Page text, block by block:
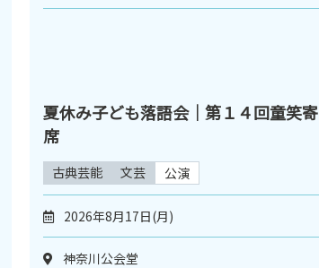
夏休み子ども落語会｜第１４回童笑寄
席
古典芸能 文芸 公演
2026年8月17日(月)
神奈川公会堂